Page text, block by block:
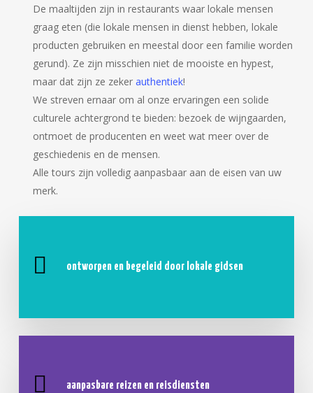
De maaltijden zijn in restaurants waar lokale mensen
graag eten (die lokale mensen in dienst hebben, lokale
producten gebruiken en meestal door een familie worden
gerund). Ze zijn misschien niet de mooiste en hypest,
maar dat zijn ze zeker authentiek!
We streven ernaar om al onze ervaringen een solide
culturele achtergrond te bieden: bezoek de wijngaarden,
ontmoet de producenten en weet wat meer over de
geschiedenis en de mensen.
Alle tours zijn volledig aanpasbaar aan de eisen van uw
merk.
ontworpen en begeleid door lokale gidsen
aanpasbare reizen en reisdiensten